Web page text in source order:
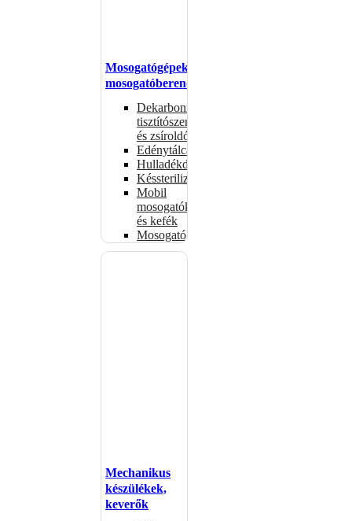
Mosogatógépek,
mosogatóberendezések
Dekarbonizáló
tisztítószerek
és zsíroldók
Edénytálcák
Hulladékdarálók
Késsterilizátorok
Mobil
mosogatók
és kefék
Mosogatógépkosarak
Mechanikus
készülékek,
keverők